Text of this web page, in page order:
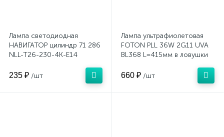
Лампа светодиодная
НАВИГАТОР цилиндр 71 286
NLL-T26-230-4K-E14
235 ₽ /шт
Лампа ультрафиолетовая
FOTON PLL 36W 2G11 UVA
BL368 L=415мм в ловушки
660 ₽ /шт